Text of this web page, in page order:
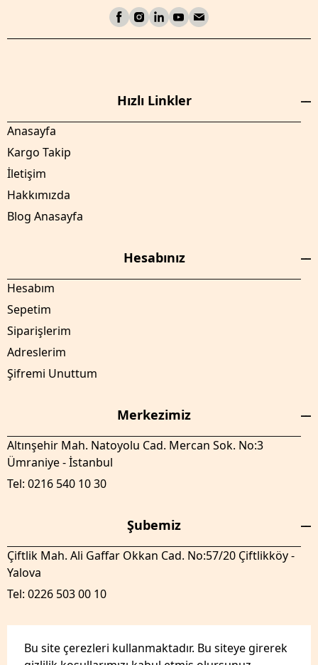
Bu site çerezleri kullanmaktadır. Bu siteye girerek
Hızlı Linkler
Anasayfa
Kargo Takip
İletişim
Hakkımızda
Blog Anasayfa
Hesabınız
Hesabım
Sepetim
Siparişlerim
Adreslerim
Şifremi Unuttum
Merkezimiz
Altınşehir Mah. Natoyolu Cad. Mercan Sok. No:3
Ümraniye - İstanbul
Tel: 0216 540 10 30
Şubemiz
Çiftlik Mah. Ali Gaffar Okkan Cad. No:57/20 Çiftlikköy -
Yalova
Tel: 0226 503 00 10